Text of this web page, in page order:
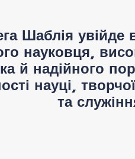
Шаблія увійде
науковця,
й надійного
науці,
та